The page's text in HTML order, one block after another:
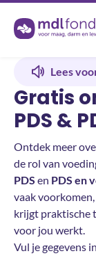
Terug naar de
Lees
Gratis
PDS &
Ontdek meer
de rol van
PDS en PDS en
vaak
krijgt praktische
voor jou werkt.
Vul je gegevens